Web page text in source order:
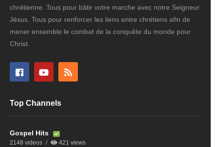
chrétienne. Tous pour bâtir votre marche avec notre Seigneur
Jésus. Tous pour renforcer les liens entre chrétiens afin de
mener ensemble le combat de la conquête du monde pour
Christ.
Top Channels
Gospel Hits
2148 videos 421 views